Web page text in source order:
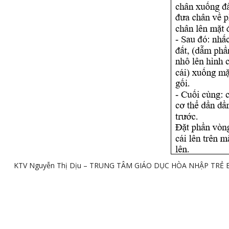
KTV Nguyễn Thị Dịu – TRUNG TÂM GIÁO DỤC HÒA NHẬP TRẺ